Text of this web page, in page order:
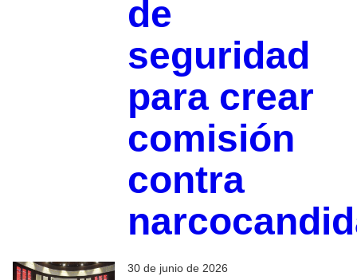
de
seguridad
para crear
comisión
contra
30 de junio de 2026